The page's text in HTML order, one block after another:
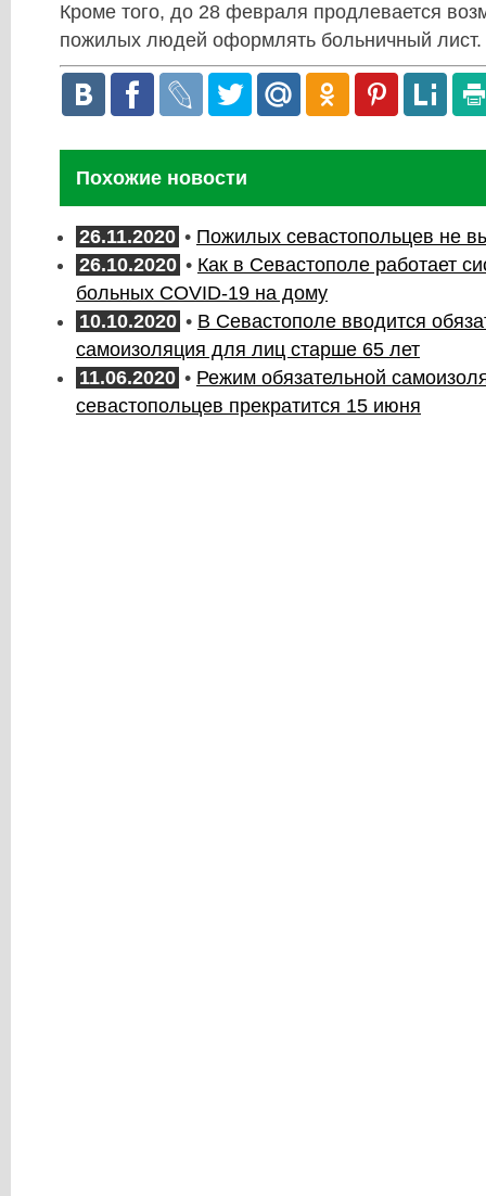
Кроме того, до 28 февраля продлевается
пожилых людей оформлять больничный лист.
Похожие новости
26.11.2020 • Пожилых севастопольцев не
26.10.2020 • Как в Севастополе работает
больных COVID-19 на дому
10.10.2020 • В Севастополе вводится
самоизоляция для лиц старше 65 лет
11.06.2020 • Режим обязательной
севастопольцев прекратится 15 июня